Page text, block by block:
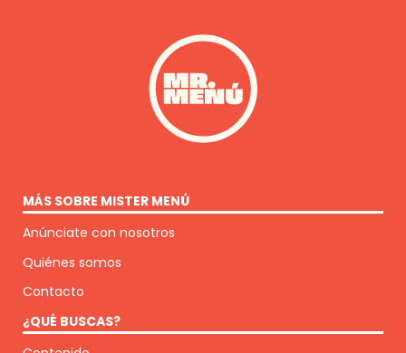
MÁS SOBRE MISTER MENÚ
Anúnciate con nosotros
Quiénes somos
Contacto
¿QUÉ BUSCAS?